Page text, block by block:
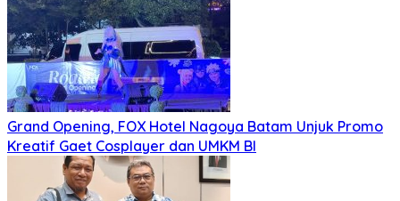
Grand Opening, FOX Hotel Nagoya Batam Unjuk Promo
Kreatif Gaet Cosplayer dan UMKM BI